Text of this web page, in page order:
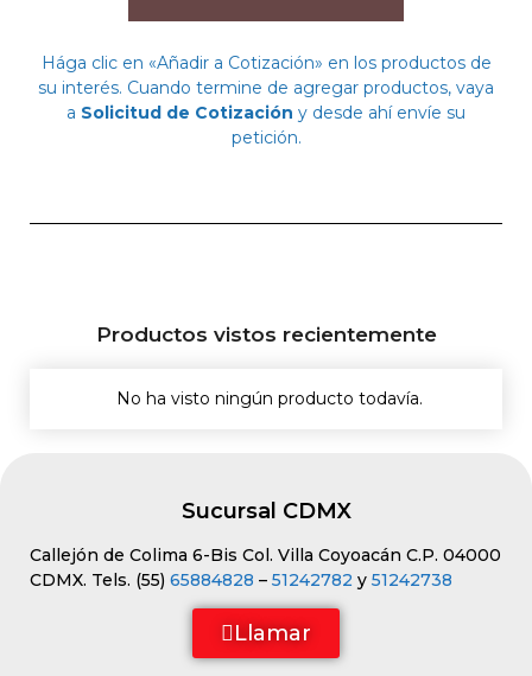
Hága clic en «Añadir a Cotización» en los productos de
su interés. Cuando termine de agregar productos, vaya
a Solicitud de Cotización y desde ahí envíe su
petición.
Productos vistos recientemente
No ha visto ningún producto todavía.
Sucursal CDMX
Callejón de Colima 6-Bis Col. Villa Coyoacán C.P. 04000
CDMX. Tels. (55) 65884828 – 51242782 y 51242738
Llamar